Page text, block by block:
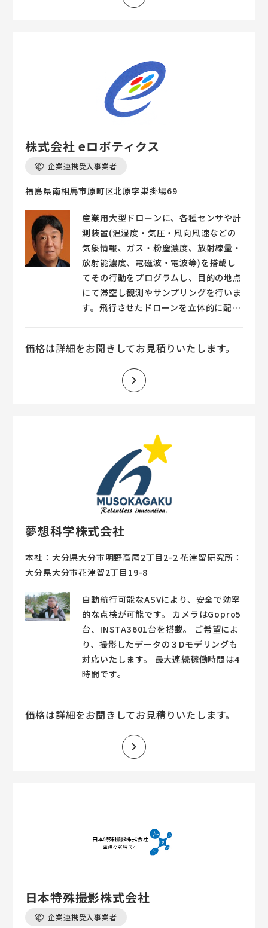
株式会社 eロボティクス
企業連携受入事業者
福島県南相馬市原町区北原字巣掛場69
産業用大型ドローンに、各種センサや計
測装置(温湿度・気圧・風向風速などの
気象情報、ガス・粉塵濃度、放射線量・
放射能濃度、電磁波・電波等)を搭載し
てその行動をプログラムし、目的の地点
にて滞空し観測やサンプリングを行いま
す。飛行させたドローンを立体的に配置
す。今まで人が行けなかった上空の空間
情報を実測することが可能となりまし
価格は詳細をお聞きしてお見積りいたします。
夢想科学株式会社
本社：大分県大分市明野高尾2丁目2-2 花津留研究所：
大分県大分市花津留2丁目19-8
自動航行可能なASVにより、安全で効率
的な点検が可能です。 カメラはGopro5
台、INSTA3601台を搭載。 ご希望によ
り、撮影したデータの３Dモデリングも
対応いたします。 最大連続稼働時間は4
時間です。
価格は詳細をお聞きしてお見積りいたします。
日本特殊撮影株式会社
企業連携受入事業者